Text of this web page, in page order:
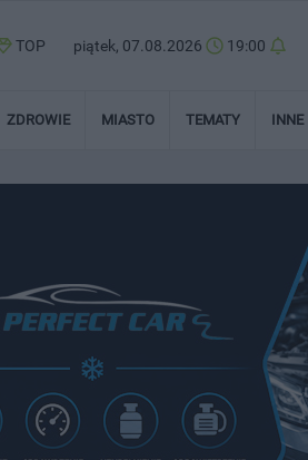
TOP piątek, 07.08.2026 19:00
ZDROWIE MIASTO TEMATY INNE